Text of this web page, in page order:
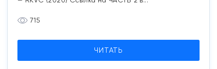
715
ЧИТАТЬ